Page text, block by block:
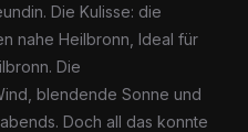
Die Kulisse: die
nahe Heilbronn, Ideal für
Die
blendende Sonne und
Doch all das konnte